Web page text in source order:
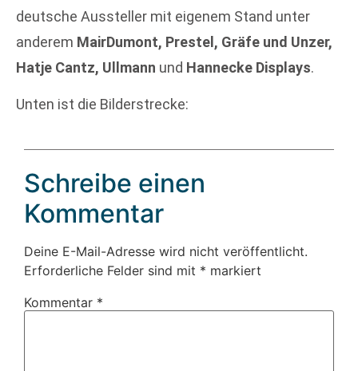
deutsche Aussteller mit eigenem Stand unter
anderem MairDumont, Prestel, Gräfe und Unzer,
Hatje Cantz, Ullmann und Hannecke Displays.
Unten ist die Bilderstrecke:
Schreibe einen
Kommentar
Deine E-Mail-Adresse wird nicht veröffentlicht.
Erforderliche Felder sind mit * markiert
Kommentar *